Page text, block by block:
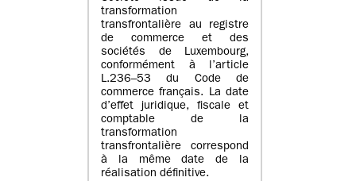
transformation
transfrontalière au registre
de commerce et des
sociétés de Luxembourg,
conformément à l’article
L.236–53 du Code de
commerce français. La date
d’effet juridique, fiscale et
comptable de la
transformation
transfrontalière correspond
à la même date de la
réalisation définitive.